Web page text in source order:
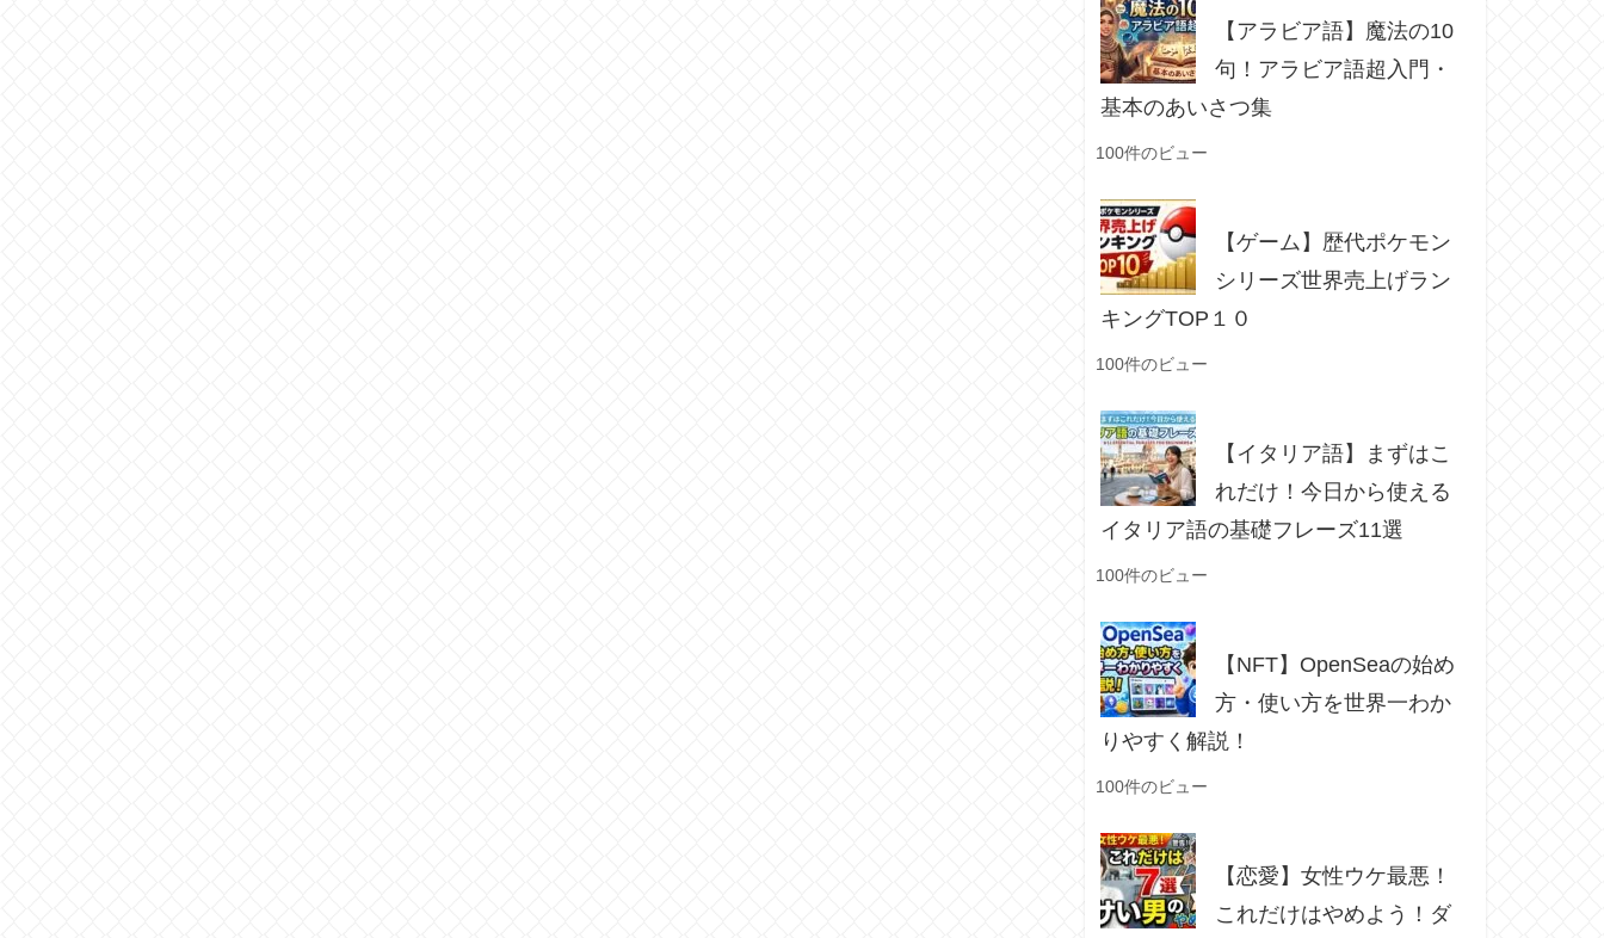
【アラビア語】魔法の10
句！アラビア語超入門・
基本のあいさつ集
100件のビュー
【ゲーム】歴代ポケモン
シリーズ世界売上げラン
キングTOP１０
100件のビュー
【イタリア語】まずはこ
れだけ！今日から使える
イタリア語の基礎フレーズ11選
100件のビュー
【NFT】OpenSeaの始め
方・使い方を世界一わか
りやすく解説！
100件のビュー
【恋愛】女性ウケ最悪！
これだけはやめよう！ダ